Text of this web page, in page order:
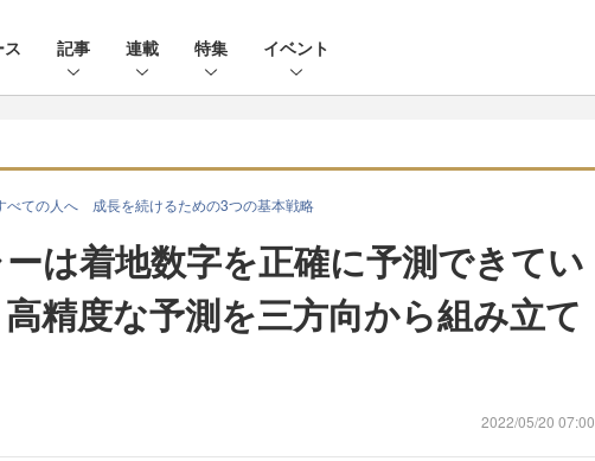
ス 記事 連載 特集 イベント
べての人へ 成長を続けるための3つの基本戦略
は着地数字を正確に予測できてい
精度な予測を三方向から組み立て
2022/05/20 07:00